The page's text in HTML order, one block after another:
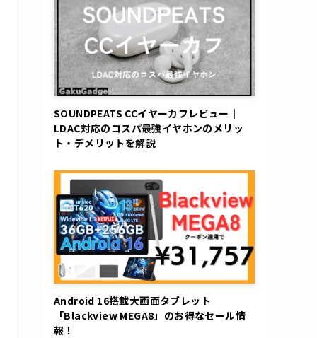
SOUNDPEATS CCイヤーカフレビュー｜
LDAC対応のコスパ最強イヤホンのメリッ
ト・デメリットを解説
Android 16搭載大画面タブレット
「Blackview MEGA8」のお得なセール情
報！